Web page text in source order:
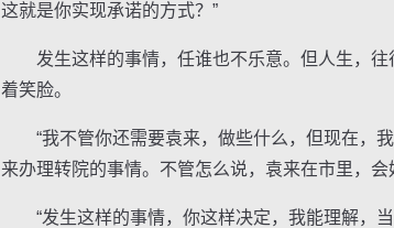
这就是你实现承诺的方式？”
发生这样的事情，任谁也不乐意。但人生，往
着笑脸。
“我不管你还需要袁来，做些什么，但现在，我
来办理转院的事情。不管怎么说，袁来在市里，
“发生这样的事情，你这样决定，我能理解，当